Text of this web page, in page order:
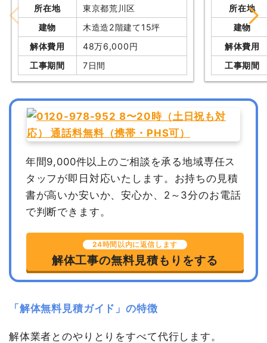
所在地
東京都荒川区
建物
木造造2階建て15坪
解体費用
48万6,000円
工事期間
7日間
所在地
建物
解体費用
工事期間
年間9,000件以上のご相談を承る地域専任ス
タッフが即日対応いたします。 お持ちの見積
書が高いか安いか、安心か、2～3分のお電話
で判断できます。
24時間以内に返信します
解体工事の無料見積もりをする
「解体無料見積ガイド」の特徴
解体業者とのやりとりをすべて代行します。